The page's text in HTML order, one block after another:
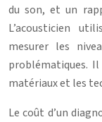
du son, et un
L’acousticien
mesurer les
problématiques.
matériaux et les
Le coût d’un